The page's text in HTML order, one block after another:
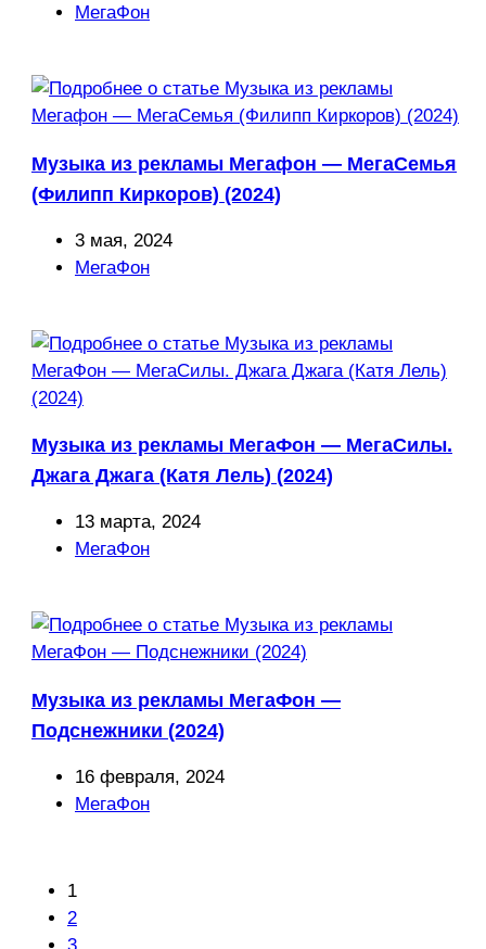
опубликована:
Рубрика
МегаФон
Музыка из рекламы Мегафон — МегаСемья
(Филипп Киркоров) (2024)
Запись
опубликована:
3 мая, 2024
Рубрика
МегаФон
Музыка из рекламы МегаФон — МегаСилы.
Джага Джага (Катя Лель) (2024)
Запись
опубликована:
13 марта, 2024
Рубрика
МегаФон
Музыка из рекламы МегаФон —
Подснежники (2024)
Запись
опубликована:
16 февраля, 2024
Рубрика
МегаФон
1
2